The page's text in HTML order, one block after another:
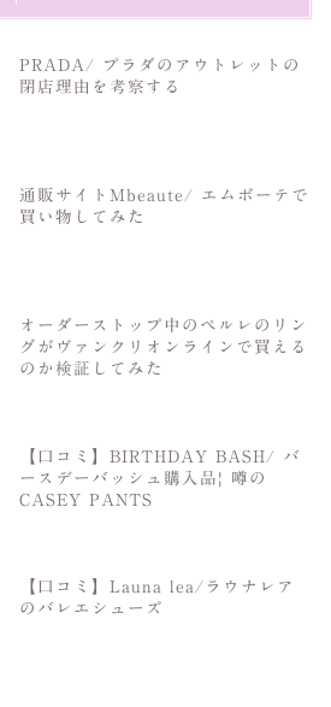
PRADA/ プラダのアウトレットの
閉店理由を考察する
通販サイトMbeaute/ エムボーテで
買い物してみた
オーダーストップ中のペルレのリン
グがヴァンクリオンラインで買える
のか検証してみた
【口コミ】BIRTHDAY BASH/ バ
ースデーバッシュ購入品| 噂の
CASEY PANTS
【口コミ】Launa lea/ラウナレア
のバレエシューズ